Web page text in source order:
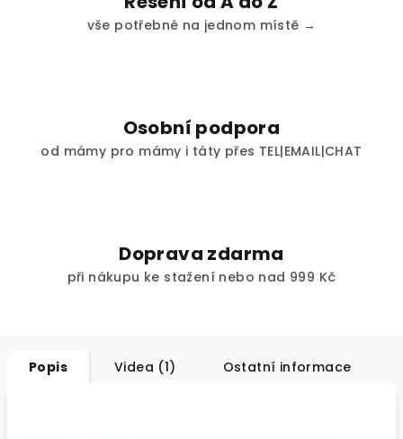
vše potřebné na jednom místě →
Osobní podpora
od mámy pro mámy i táty přes TEL|EMAIL|CHAT
Doprava zdarma
při nákupu ke stažení nebo nad 999 Kč
Popis Videa (1) Ostatní informace